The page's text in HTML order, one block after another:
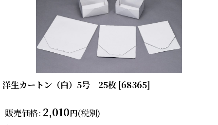
洋生カートン（白）5号 25枚 [68365]
販売価格: 2,010円(税別)